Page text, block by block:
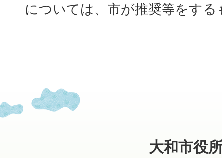
については、市が推奨等をす
大和市役